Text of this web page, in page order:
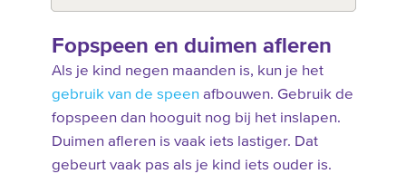
Fopspeen en duimen afleren
Als je kind negen maanden is, kun je het
gebruik van de speen afbouwen. Gebruik de
fopspeen dan hooguit nog bij het inslapen.
Duimen afleren is vaak iets lastiger. Dat
gebeurt vaak pas als je kind iets ouder is.